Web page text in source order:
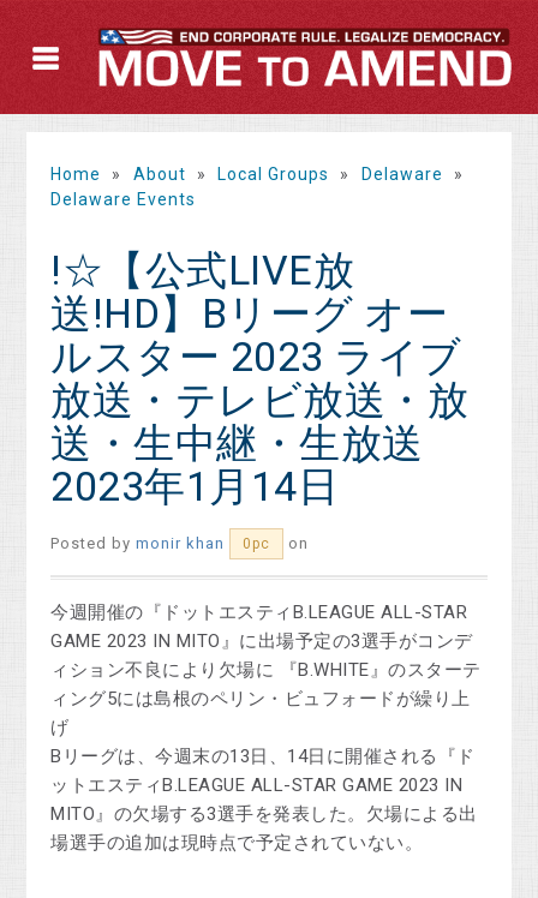
Home » About » Local Groups » Delaware
»
Delaware Events
!☆【公式LIVE放
送!HD】Bリーグ オー
ルスター 2023 ライブ
放送・テレビ放送・放
送・生中継・生放送
2023年1月14日
Posted bymonir khan 0pc on
今週開催の『ドットエスティB.LEAGUE ALL-STAR
GAME 2023 IN MITO』に出場予定の3選手がコンデ
ィション不良により欠場に 『B.WHITE』のスターテ
ィング5には島根のペリン・ビュフォードが繰り上
げ
Bリーグは、今週末の13日、14日に開催される『ド
ットエスティB.LEAGUE ALL-STAR GAME 2023 IN
MITO』の欠場する3選手を発表した。欠場による出
場選手の追加は現時点で予定されていない。